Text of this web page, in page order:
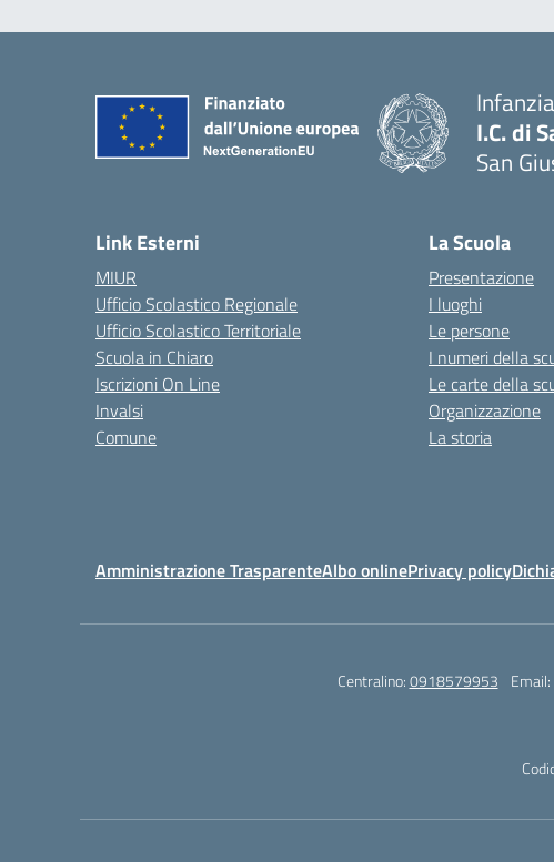
I.C. di
San
Link Esterni
MIUR
Ufficio Scolastico Regionale
Ufficio Scolastico Territoriale
Scuola in Chiaro
Iscrizioni On Line
Invalsi
Comune
La Scuola
Presentazione
I luoghi
Le persone
I numeri della
Le carte della
Organizzazione
La storia
Amministrazione TrasparenteAlbo onlinePrivacy policy
Centralino:0918579953 Email: